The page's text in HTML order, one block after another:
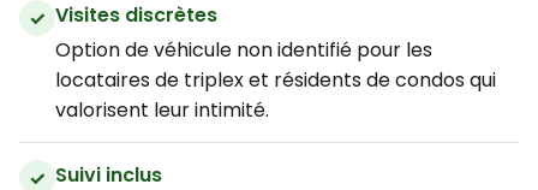
Visites discrètes
Option de véhicule non identifié pour les
locataires de triplex et résidents de condos qui
valorisent leur intimité.
Suivi inclus